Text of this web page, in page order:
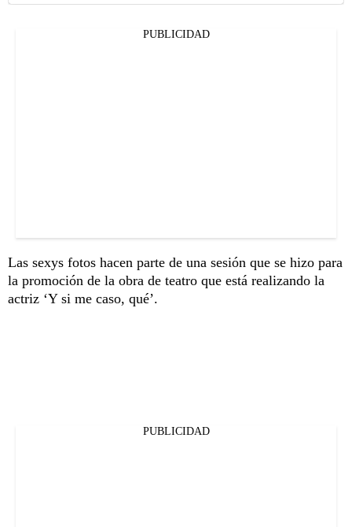
PUBLICIDAD
Las sexys fotos hacen parte de una sesión que se hizo para
la promoción de la obra de teatro que está realizando la
actriz ‘Y si me caso, qué’.
PUBLICIDAD